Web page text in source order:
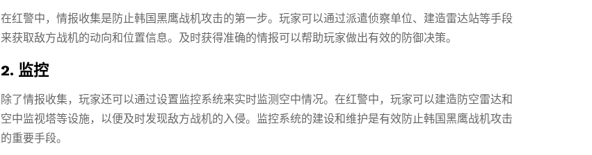
在红警中，情报收集是防止韩国黑鹰战机攻击的第一步。玩家可以通过派遣侦察单位、建造雷达站等手段
来获取敌方战机的动向和位置信息。及时获得准确的情报可以帮助玩家做出有效的防御决策。
2. 监控
除了情报收集，玩家还可以通过设置监控系统来实时监测空中情况。在红警中，玩家可以建造防空雷达和
空中监视塔等设施，以便及时发现敌方战机的入侵。监控系统的建设和维护是有效防止韩国黑鹰战机攻击
的重要手段。